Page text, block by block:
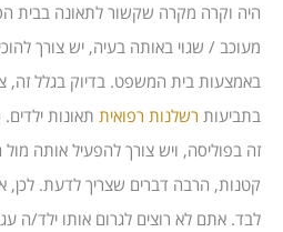
היה וקרה מקרה שקשור לתאונה בבית
מעוכב / שגוי באותה בעיה, יש צורך
באמצעות בית המשפט. בדיוק בגלל זה,
בתביעות רשלנות רפואית תאונות
זה בפוליסה, ויש צורך להפעיל אותה
קטנות, הרבה דברים שצריך לדעת. לכן,
לבד. אתם לא רוצים לגרום אותו ילד/ה